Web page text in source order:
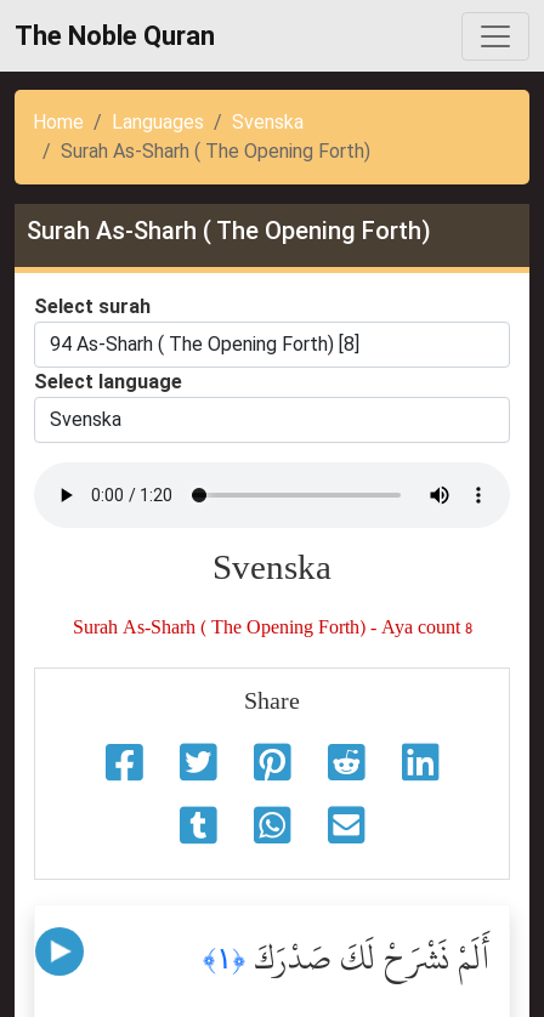
The Noble Quran
Home Languages
Svenska
Surah As-Sharh ( The Opening Forth)
Surah As-Sharh ( The Opening Forth)
Select surah
Select language
Svenska
Surah As-Sharh ( The Opening Forth) - Aya count 8
Share
أَلَمْ نَشْرَحْ لَكَ صَدْرَكَ ﴿١﴾